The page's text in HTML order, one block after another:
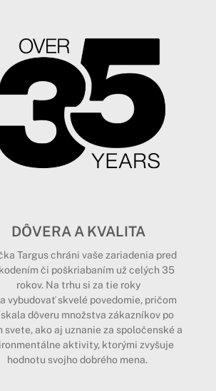
DÔVERA A KVALITA
Targus chráni vaše zariadenia pred
či poškriabaním už celých 35
rokov. Na trhu si za tie roky
vybudovať skvelé povedomie, pričom
dôveru množstva zákazníkov po
svete, ako aj uznanie za spoločenské a
aktivity, ktorými zvyšuje
hodnotu svojho dobrého mena.